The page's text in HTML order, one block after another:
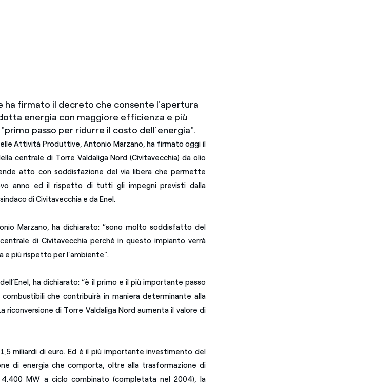
ha firmato il decreto che consente l'apertura
energia con maggiore efficienza e più
passo per ridurre il costo dell’energia".
Attività Produttive, Antonio Marzano, ha firmato oggi il
centrale di Torre Valdaliga Nord (Civitavecchia) da olio
atto con soddisfazione del via libera che permette
anno ed il rispetto di tutti gli impegni previsti dalla
di Civitavecchia e da Enel.
Marzano, ha dichiarato: “sono molto soddisfatto del
di Civitavecchia perchè in questo impianto verrà
più rispetto per l’ambiente”.
ha dichiarato: “è il primo e il più importante passo
che contribuirà in maniera determinante alla
riconversione di Torre Valdaliga Nord aumenta il valore di
miliardi di euro. Ed è il più importante investimento del
di energia che comporta, oltre alla trasformazione di
4.400 MW a ciclo combinato (completata nel 2004), la